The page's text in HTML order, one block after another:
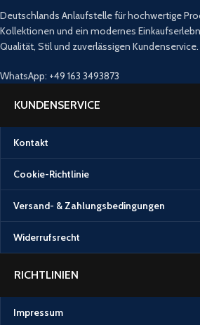
Deutschlands Anlaufstelle für hochwertige
Kollektionen und ein modernes
Qualität, Stil und zuverlässigen Kundenservice.
WhatsApp: +49 163 3493873
KUNDENSERVICE
Kontakt
Cookie-Richtlinie
Versand- & Zahlungsbedingungen
Widerrufsrecht
RICHTLINIEN
Impressum